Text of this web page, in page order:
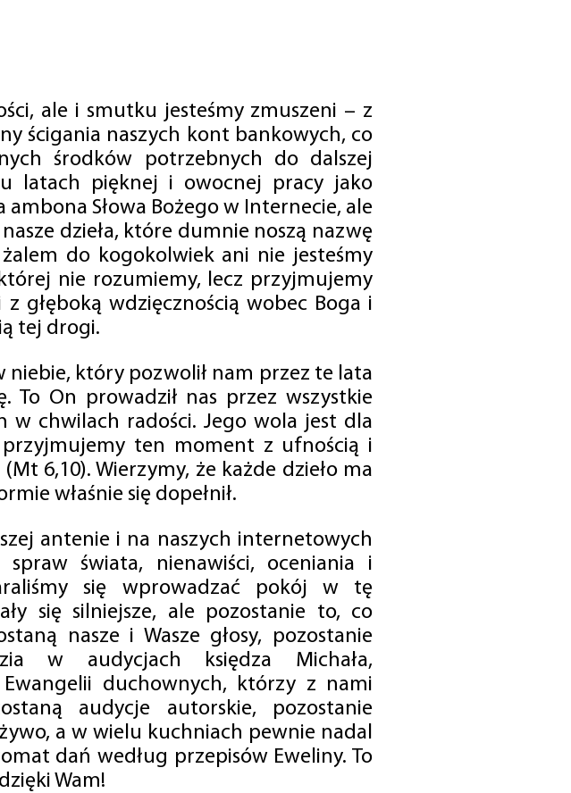
ale i smutku jesteśmy zmuszeni – z
ścigania naszych kont bankowych, co
środków potrzebnych do dalszej
latach pięknej i owocnej pracy jako
Słowa Bożego w Internecie, ale
dzieła, które dumnie noszą nazwę
do kogokolwiek ani nie jesteśmy
nie rozumiemy, lecz przyjmujemy
głęboką wdzięcznością wobec Boga i
tej drogi.
niebie, który pozwolił nam przez te lata
To On prowadził nas przez wszystkie
w chwilach radości. Jego wola jest dla
przyjmujemy ten moment z ufnością i
6,10). Wierzymy, że każde dzieło ma
właśnie się dopełnił.
antenie i na naszych internetowych
spraw świata, nienawiści, oceniania i
się wprowadzać pokój w tę
się silniejsze, ale pozostanie to, co
nasze i Wasze głosy, pozostanie
w audycjach księdza Michała,
duchownych, którzy z nami
audycje autorskie, pozostanie
a w wielu kuchniach pewnie nadal
dań według przepisów Eweliny. To
Wam!